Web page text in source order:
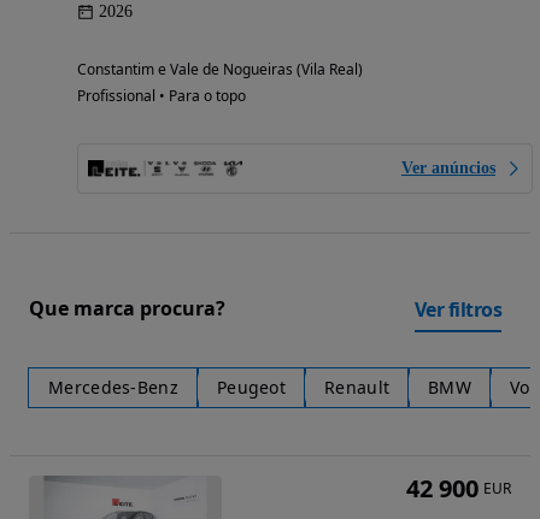
2026
Constantim e Vale de Nogueiras (Vila Real)
Profissional • Para o topo
Ver anúncios
Que marca procura? Ver filtros
Mercedes-Benz Peugeot Renault BMW
42 900 EUR